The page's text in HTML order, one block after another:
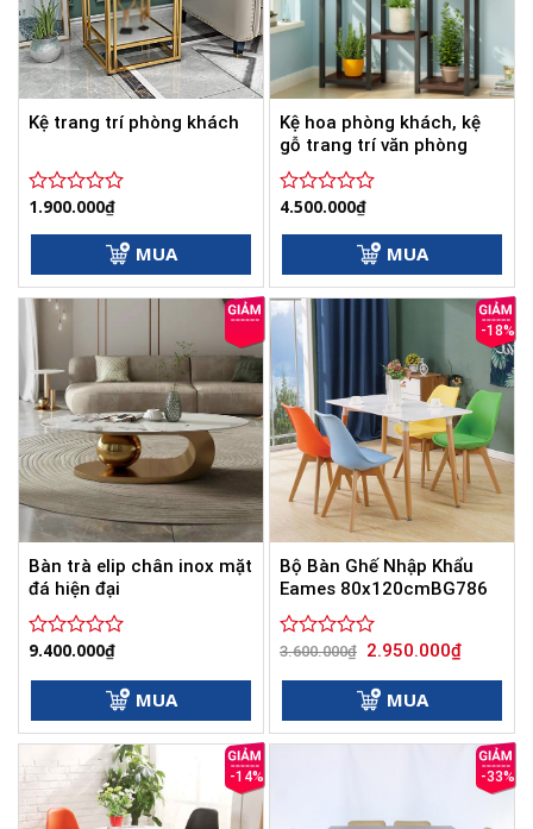
Kệ trang trí phòng khách
Được
5
sao
1.900.000₫
MUA
Kệ hoa phòng khách, kệ
gỗ trang trí văn phòng
Được
5
sao
4.500.000₫
MUA
Bàn trà elip chân inox mặt
đá hiện đại
Được
sao
9.400.000₫
MUA
-18%
Bộ Bàn Ghế Nhập Khẩu
Eames 80x120cmBG786
Được
sao
3.600.000₫ Giá
gốc
là:
3.600.000₫.
2.950.000₫Giá
hiện
tại
MUA
-14% -33%